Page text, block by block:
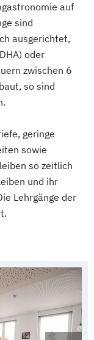
auf
sind
ausgerichtet,
oder
zwischen 6
so sind
geringe
sowie
so zeitlich
und ihr
Lehrgänge der